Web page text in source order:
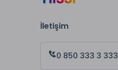
İletişim
0 850 333 3 333